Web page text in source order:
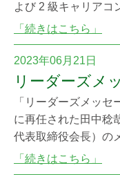
よび 2 級キャリアコ
リアコン サルティ
る活動」で、主に生
半数を超えていた。
立行政法人労働政策
「続きはこちら」
2023年06月21日
リーダーズメ
「リーダーズメッ
に再任された田中稔
代表取締役会長）の
「続きはこちら」